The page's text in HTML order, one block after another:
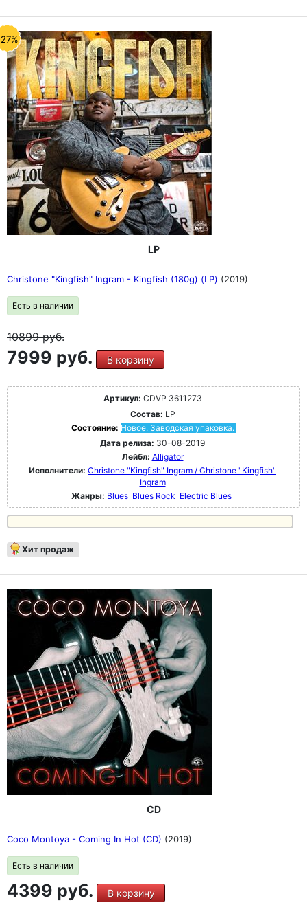
LP
Christone "Kingfish" Ingram - Kingfish (180g) (LP) (2019)
Есть в наличии
10899руб.
7999 руб. В корзину
Артикул: CDVP 3611273
Состав: LP
Состояние: Новое. Заводская упаковка.
Дата релиза: 30-08-2019
Лейбл: Alligator
Исполнители: Christone "Kingfish" Ingram / Christone "Kingfish"
Ingram
Жанры: Blues Blues Rock Electric Blues
Хит продаж
CD
Coco Montoya - Coming In Hot (CD) (2019)
Есть в наличии
4399 руб. В корзину